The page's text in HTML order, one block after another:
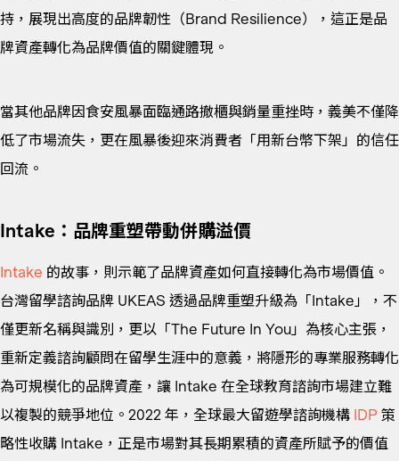
持，展現出高度的品牌韌性（Brand Resilience），這正是品
牌資產轉化為品牌價值的關鍵體現。
當其他品牌因食安風暴面臨通路撤櫃與銷量重挫時，義美不僅降
低了市場流失，更在風暴後迎來消費者「用新台幣下架」的信任
回流。
Intake：品牌重塑帶動併購溢價
Intake 的故事，則示範了品牌資產如何直接轉化為市場價值。
台灣留學諮詢品牌 UKEAS 透過品牌重塑升級為「Intake」，不
僅更新名稱與識別，更以「The Future In You」為核心主張，
重新定義諮詢顧問在留學生涯中的意義，將隱形的專業服務轉化
為可規模化的品牌資產，讓 Intake 在全球教育諮詢市場建立難
以複製的競爭地位。2022 年，全球最大留遊學諮詢機構 IDP 策
略性收購 Intake，正是市場對其長期累積的資產所賦予的價值